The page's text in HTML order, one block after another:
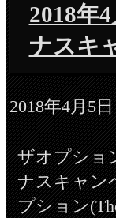
2018年
ナスキ
2018年4月5日
ザオプショ
ナスキャン
プション